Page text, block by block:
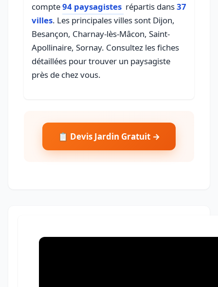
compte94 paysagistes répartis dans37
villes. Les principales villes sont Dijon,
Besançon, Charnay-lès-Mâcon, Saint-
Apollinaire, Sornay. Consultez les fiches
détaillées pour trouver un paysagiste
près de chez vous.
📋 Devis Jardin Gratuit →